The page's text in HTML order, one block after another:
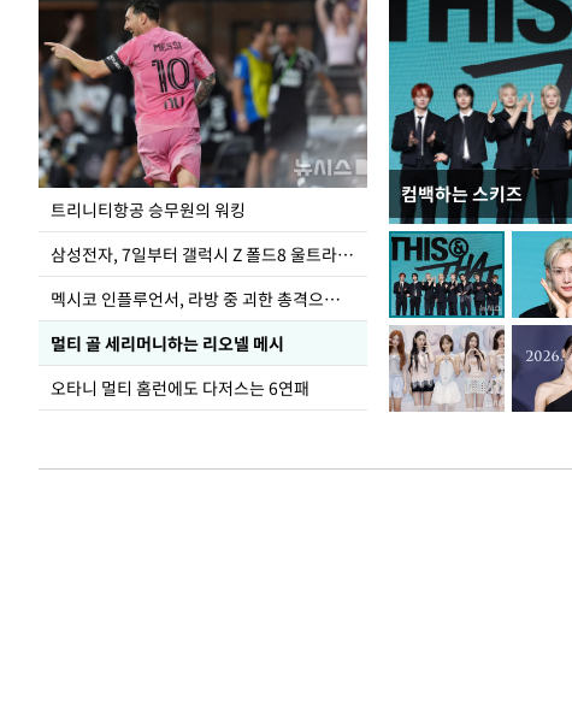
트리니티항공 승무원의 워킹
삼성전자, 7일부터 갤럭시 Z 폴드8 울트라·폴드8·플립8 출시
멕시코 인플루언서, 라방 중 괴한 총격으로 사망
멀티 골 세리머니하는 리오넬 메시
오타니 멀티 홈런에도 다저스는 6연패
컴백하는 스키즈
입추 하루 앞둔 전남
폭염